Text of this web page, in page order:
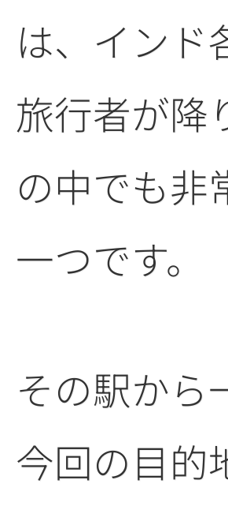
は、インド
旅行者が降
の中でも非
一つです。
その駅から
今回の目的